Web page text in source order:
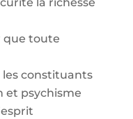
la richesse
que toute
les constituants
et psychisme